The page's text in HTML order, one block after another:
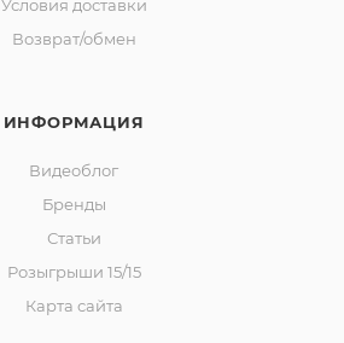
Условия доставки
Возврат/обмен
ИНФОРМАЦИЯ
Видеоблог
Бренды
Статьи
Розыгрыши 15/15
Карта сайта